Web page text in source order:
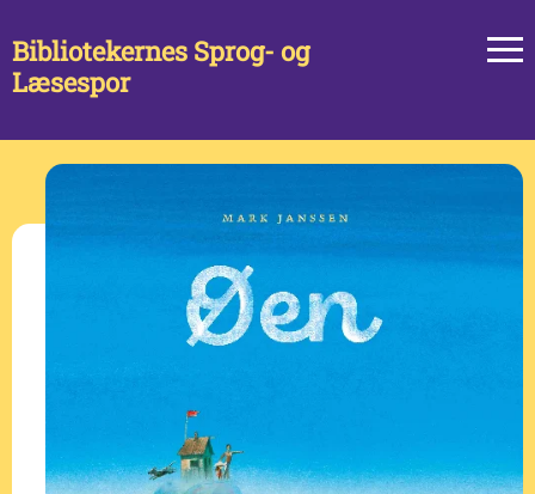
Bibliotekernes Sprog- og
Læsespor